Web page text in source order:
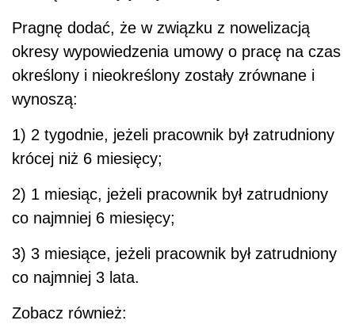
Pragnę dodać, że w związku z nowelizacją
okresy wypowiedzenia umowy o pracę na czas
określony i nieokreślony zostały zrównane i
wynoszą:
1) 2 tygodnie, jeżeli pracownik był zatrudniony
krócej niż 6 miesięcy;
2) 1 miesiąc, jeżeli pracownik był zatrudniony
co najmniej 6 miesięcy;
3) 3 miesiące, jeżeli pracownik był zatrudniony
co najmniej 3 lata.
Zobacz również: